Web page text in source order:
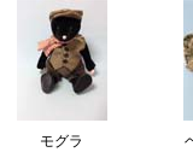
モグラ